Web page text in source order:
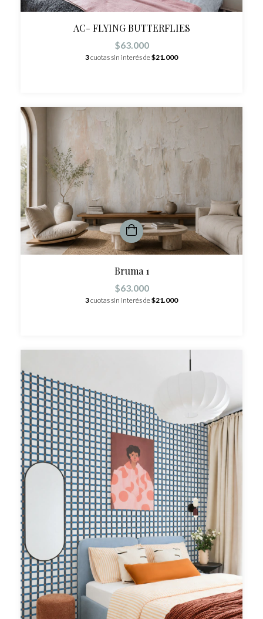
AC- FLYING BUTTERFLIES
$63.000
3cuotas sin interés de$21.000
Bruma 1
$63.000
3cuotas sin interés de$21.000